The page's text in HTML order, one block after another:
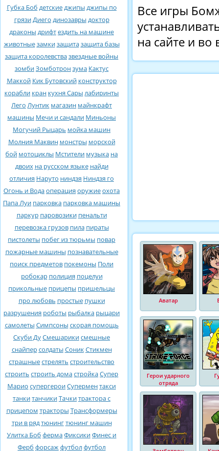
Губка Боб детскиеджипы джипы по
грязиДиего динозавры доктор
драконы дрифтездить на машине
животныезамкизащитазащита базы
защита королевствазвездные войны
зомбиЗомботронзума Кактус
Маккой Кик Бутовский конструктор
корабли кран кухня Сары лабиринты
Лего Лунтик магазин майнкрафт
машины Мечи и сандали Миньоны
Могучий Рыцарь мойка машин
Молния Маквин монстры морской
бой мотоциклы Мстители музыка на
двоих на русском языке найди
отличия Наруто ниндзя Ниндзя го
Огонь и Водаоперация оружиеохота
Папа Луи парковка парковка машины
паркур паровозики пенальти
перевозка грузов пила пираты
пистолеты побег из тюрьмы повар
пожарные машины познавательные
поиск предметов покемоны Поли
робокар полиция поцелуи
прикольные прицепы пришельцы
про любовь простые пушки
разрушения роботы рыбалка рыцари
самолеты Симпсоны скорая помощь
Скуби ДуСмешарикисмешные
снайперсолдаты СоникСтикмен
страшныестрелять строительство
строить строить домастройкаСупер
Марио супергероиСуперментакси
танкитанчикиТачкитрактора с
прицепом тракторы Трансформеры
три в рядтюнингтюнинг машин
Улитка Боб фермаФиксикиФинес и
Ферб форсажфутболфутбол
Все игры
на сайте и
Аватар
Герои ударного
отряда